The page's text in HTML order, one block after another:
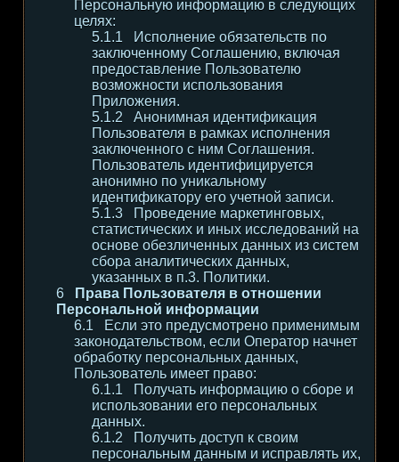
Персональную информацию в следующих
целях:
Исполнение обязательств по
заключенному Соглашению, включая
предоставление Пользователю
возможности использования
Приложения.
Анонимная идентификация
Пользователя в рамках исполнения
заключенного с ним Соглашения.
Пользователь идентифицируется
анонимно по уникальному
идентификатору его учетной записи.
Проведение маркетинговых,
статистических и иных исследований на
основе обезличенных данных из систем
сбора аналитических данных,
указанных в п.3. Политики.
Права Пользователя в отношении
Персональной информации
Если это предусмотрено применимым
законодательством, если Оператор начнет
обработку персональных данных,
Пользователь имеет право:
Получать информацию о сборе и
использовании его персональных
данных.
Получить доступ к своим
персональным данным и исправлять их,